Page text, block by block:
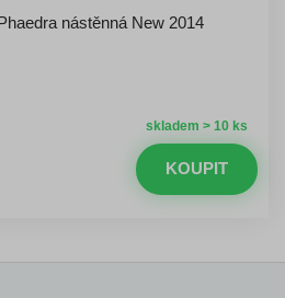
nástěnná New 2014
skladem > 10 ks
KOUPIT